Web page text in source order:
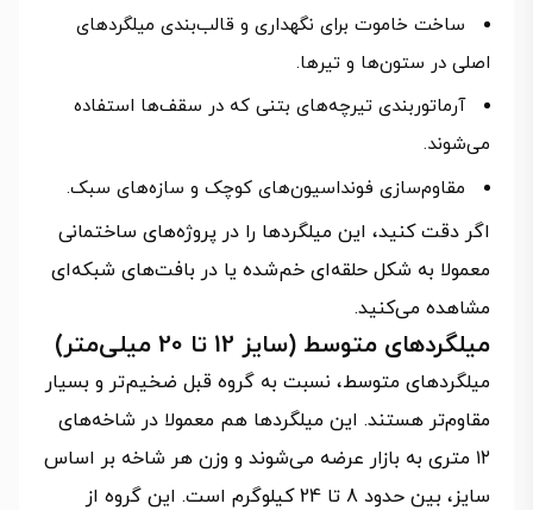
ساخت خاموت برای نگهداری و قالب‌بندی میلگردهای
اصلی در ستون‌ها و تیرها.
آرماتوربندی تیرچه‌های بتنی که در سقف‌ها استفاده
می‌شوند.
مقاوم‌سازی فونداسیون‌های کوچک و سازه‌های سبک.
اگر دقت کنید، این میلگردها را در پروژه‌های ساختمانی
معمولا به شکل حلقه‌ای خم‌شده یا در بافت‌های شبکه‌ای
مشاهده می‌کنید.
میلگردهای متوسط (سایز 12 تا 20 میلی‌متر)
میلگردهای متوسط، نسبت به گروه قبل ضخیم‌تر و بسیار
مقاوم‌تر هستند. این میلگردها هم معمولا در شاخه‌های
۱۲ متری به بازار عرضه می‌شوند و وزن هر شاخه بر اساس
سایز، بین حدود 8 تا 24 کیلوگرم است. این گروه از